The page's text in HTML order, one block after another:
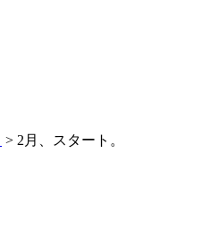
> 2月、スタート。